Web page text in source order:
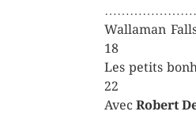
Wallaman
18
Les petits
22
Avec Robert